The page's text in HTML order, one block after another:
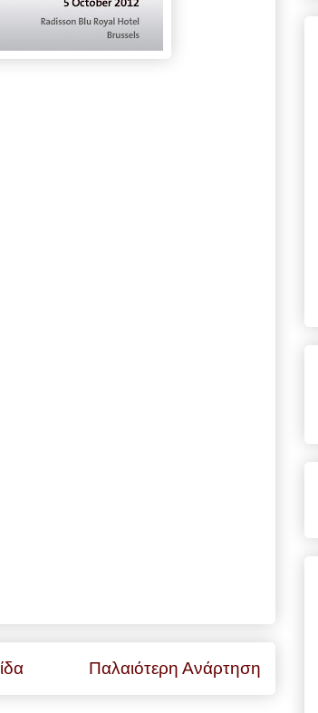
Παλαιότερη Ανάρτηση